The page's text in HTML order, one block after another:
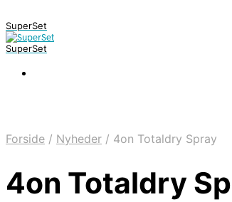
SuperSet
SuperSet
Forside / Nyheder / 4on Totaldry Spray
4on Totaldry